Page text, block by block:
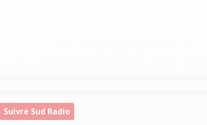
Suivre Sud Radio